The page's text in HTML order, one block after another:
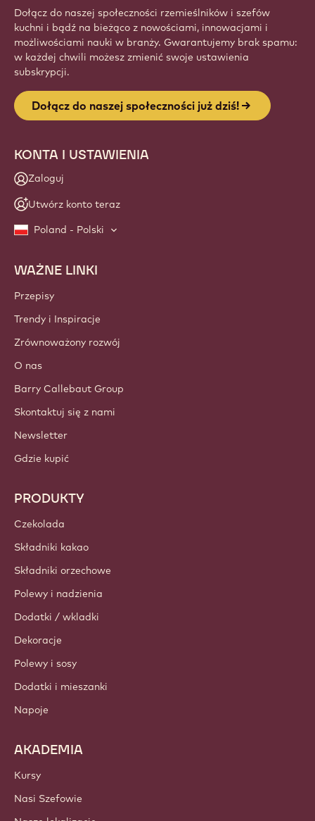
Dołącz do naszej społeczności rzemieślników i szefów
kuchni i bądź na bieżąco z nowościami, innowacjami i
możliwościami nauki w branży. Gwarantujemy brak spamu:
w każdej chwili możesz zmienić swoje ustawienia
subskrypcji.
Dołącz do naszej społeczności już dziś!
KONTA I USTAWIENIA
Zaloguj
Utwórz konto teraz
Poland - Polski
Footer
Callebaut
WAŻNE LINKI
Przepisy
Trendy i Inspiracje
Zrównoważony rozwój
O nas
Barry Callebaut Group
Skontaktuj się z nami
Newsletter
Gdzie kupić
PRODUKTY
Czekolada
Składniki kakao
Składniki orzechowe
Polewy i nadzienia
Dodatki / wkladki
Dekoracje
Polewy i sosy
Dodatki i mieszanki
Napoje
AKADEMIA
Kursy
Nasi Szefowie